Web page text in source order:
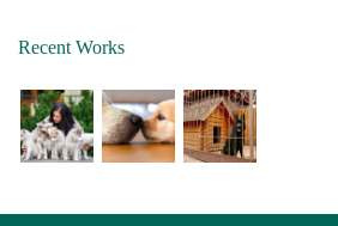
Recent Works